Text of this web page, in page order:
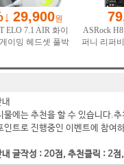
물에는 추천을 할 수 있습니다.
인트로 진행중인 이벤트에 참여
내 글작성 : 20점, 추천클릭 : 2